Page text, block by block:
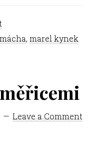
mácha, marel kynek
Leave a Comment